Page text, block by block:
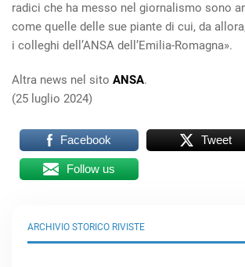
radici che ha messo nel giornalismo sono
come quelle delle sue piante di cui, da
i colleghi dell’ANSA dell’Emilia-Romagna».
Altra news nel sito ANSA.
(25 luglio 2024)
Facebook Tweet
Follow us
ARCHIVIO STORICO RIVISTE